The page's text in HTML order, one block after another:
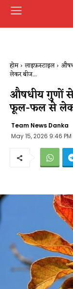
होम लाइफ़स्टाइल
लेकर बीज...
औषधीय गुणों से
फूल-फल से
Team News Danka
May 15, 2026 9:46 PM